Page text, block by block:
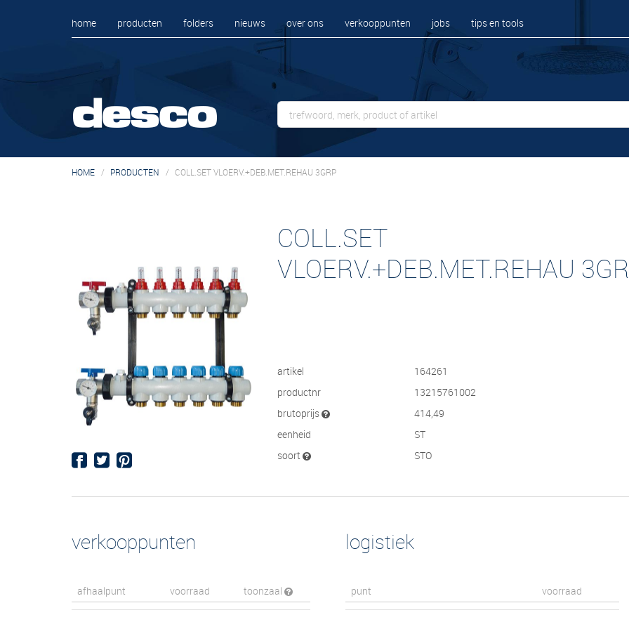
home producten folders nieuws over ons verkooppunten jobs tips en tools
HOME PRODUCTEN COLL.SET VLOERV.+DEB.MET.REHAU 3GRP
COLL.SET
VLOERV.+DEB.MET.REHAU
artikel
164261
productnr
13215761002
brutoprijs
414,49
eenheid
ST
soort
STO
verkooppunten
afhaalpunt voorraad toonzaal
logistiek
punt voorraad